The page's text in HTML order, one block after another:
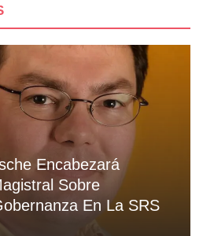
Encabezará
Sobre
En La SRS